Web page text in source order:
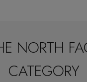
NORTH
CATEGORY